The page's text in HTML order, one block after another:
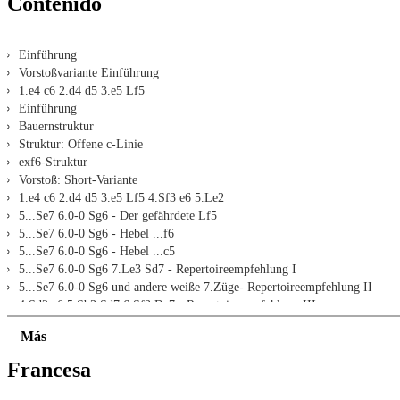
Einführung
Vorstoßvariante Einführung
1.e4 c6 2.d4 d5 3.e5 Lf5
Einführung
Bauernstruktur
Struktur: Offene c-Linie
exf6-Struktur
Vorstoß: Short-Variante
1.e4 c6 2.d4 d5 3.e5 Lf5 4.Sf3 e6 5.Le2
5...Se7 6.0-0 Sg6 - Der gefährdete Lf5
5...Se7 6.0-0 Sg6 - Hebel ...f6
5...Se7 6.0-0 Sg6 - Hebel ...c5
5...Se7 6.0-0 Sg6 7.Le3 Sd7 - Repertoireempfehlung I
5...Se7 6.0-0 Sg6 und andere weiße 7.Züge- Repertoireempfehlung II
4.Sd2 e6 5.Sb3 Sd7 6.Sf3 Dc7 - Repertoireempfehlung III
1.e4 c6 2.d4 d5 3.e5 Lf5 4.h4
4...Db6/Dc7/h6 - abgewandelter Vorstoßfranzose
Más
Francesa